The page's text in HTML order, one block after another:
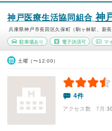
神戸医療生活協同組合神
兵庫県神戸市長田区久保町（駒ヶ林駅、新長
駐車場あり 電子決済可 マ
土曜（〜12:00）
4件
アクセス数 7月: